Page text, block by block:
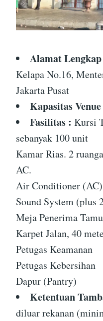
Alamat
Kelapa No.16,
Jakarta Pusat
Kapasitas
Fasilitas : Kursi
sebanyak 100 unit
Kamar Rias. 2
AC.
Air Conditioner (AC)
Sound System (plus
Meja Penerima
Karpet Jalan, 40
Petugas Keamanan
Petugas Kebersihan
Dapur (Pantry)
Ketentuan
diluar rekanan